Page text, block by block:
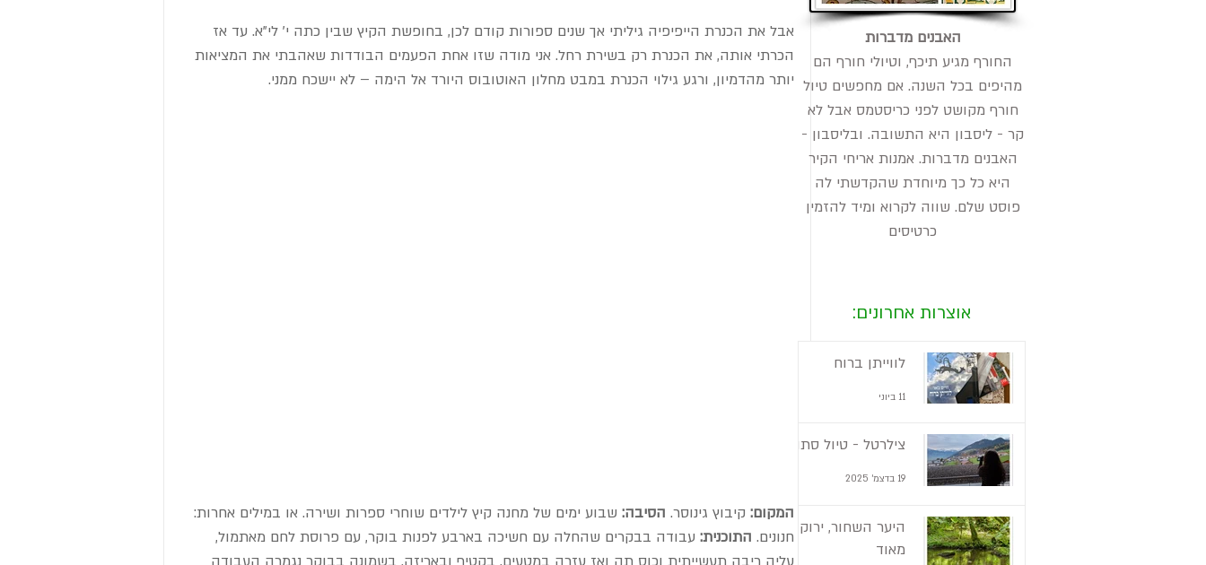
אבל את הכנרת הייפיפיה גיליתי אך שנים ספורות קודם לכן, בחופשת הקיץ שבין כתה י' לי"א. עד אז
הכרתי אותה, את הכנרת רק בשירת רחל. אני מודה שזו אחת הפעמים הבודדות שאהבתי את המציאות
יותר מהדמיון, ורגע גילוי הכנרת במבט מחלון האוטובוס היורד אל הימה – לא יישכח ממני.
המקום: קיבוץ גינוסר. הסיבה: שבוע ימים של מחנה קיץ לילדים שוחרי ספרות ושירה. או במילים אחרות:
חנונים. התוכנית: עבודה בבקרים שהחלה עם חשיכה בארבע לפנות בוקר, עם פרוסת לחם מאתמול,
האבנים מדברות
החורף מגיע תיכף, וטיולי חורף הם
מהיפים בכל השנה. אם מחפשים טיול
חורף מקושט לפני כריסטמס אבל לא
קר - ליסבון היא התשובה. ובליסבון -
האבנים מדברות. אמנות אריחי הקיר
היא כל כך מיוחדת שהקדשתי לה
פוסט שלם. שווה לקרוא ומיד להזמין
כרטיסים
אוצרות אחרונים:
לווייתן ברוח
11 ביוני
צילרטל - טיול סתווי
19 בדצמ׳ 2025
היער השחור, ירוק
מאוד